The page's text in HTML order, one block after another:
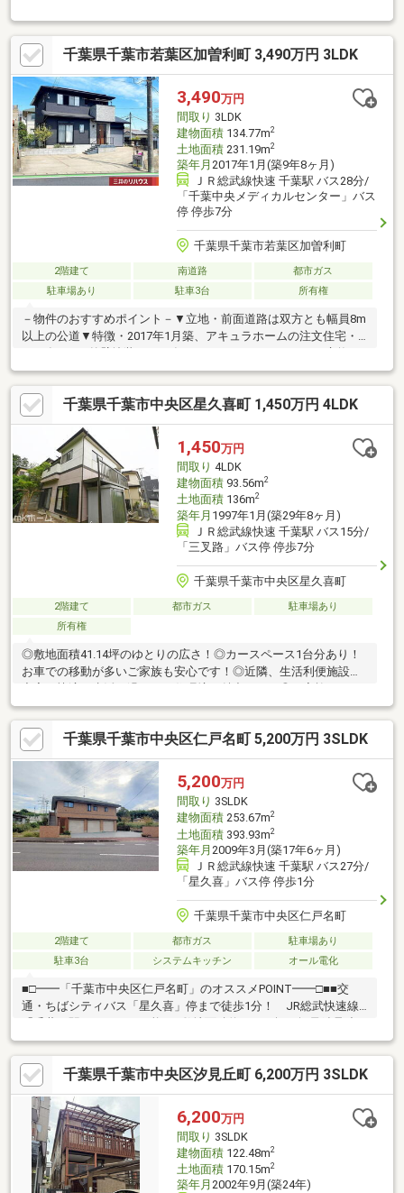
動も快適にこなせます。【LOCATION】周辺にはスーパーやドラ
ッグストア、コンビニ、公園、教育施設など、暮らしに欠かせな
い生活利便施設が充実。落ち着いた住宅街が広がり、子育て世帯
からシニア世帯まで幅広い世代が安心して暮らせる住環境が整っ
ています。【LIFE】便利な立地と穏やかな街並みを兼ね備えたロ
ケーション。毎日のお買い物や通学、公園での遊びなど、家族の
暮らしを身近で支えてくれる環境が揃っています。
千葉県千葉市若葉区加曽利町 3,490万円 3LDK
3,490万円
間取り 3LDK
建物面積134.77m2
土地面積231.19m2
築年月 2017年1月(築9年8ヶ月)
ＪＲ総武線快速 千葉駅 バス28分/
「千葉中央メディカルセンター」バス
停 停歩7分
千葉県千葉市若葉区加曽利町
2階建て 南道路
都市ガス
駐車場あり
駐車3台 所有権
－物件のおすすめポイント－▼立地・前面道路は双方とも幅員8m
以上の公道▼特徴・2017年1月築、アキュラホームの注文住宅・
南×東の角地・前面道路幅員 南側約8.1ｍ、東側約8.5ｍ・全居室6
帖以上・2面採光設計・LD横に小上がりのタタミコーナー有・ご
家族の交流が増えるリビング階段・作業動線が短いL字型キッチ
ン・南向きのインナーバルコニー・カースペース3台分の他、シャ
ッター付ガレージ有(車種による)▼設備・太陽光発電システム※都
市計画法第29条の開発区域内のため建築物の(再)建築可
千葉県千葉市中央区星久喜町 1,450万円 4LDK
1,450万円
間取り 4LDK
建物面積93.56m2
土地面積136m2
築年月 1997年1月(築29年8ヶ月)
ＪＲ総武線快速 千葉駅 バス15分/
「三叉路」バス停 停歩7分
千葉県千葉市中央区星久喜町
2階建て 都市ガス
駐車場あり
所有権
◎敷地面積41.14坪のゆとりの広さ！◎カースペース1台分あり！
お車での移動が多いご家族も安心です！◎近隣、生活利便施設が
充実！快適な生活が過ごせる住環境が魅力です！◎ご家族みんな
がゆったりくつろげる広々リビング！◎居室は全部屋6帖以上のゆ
ったりくつろぎ空間！◎全居室2面採光！陽当り・通風に恵まれて
います！◎柔らかい和室付きの物件！和の空間を感じることので
きる落ち着きある一部屋です！◎明るく解放感のある「吹抜」の
玄関！一年中心地よい光が差し込みます！◎お庭付き！ガーデニ
ングや家庭菜園などが楽しめますね！
千葉県千葉市中央区仁戸名町 5,200万円 3SLDK
5,200万円
間取り 3SLDK
建物面積253.67m2
土地面積393.93m2
築年月 2009年3月(築17年6ヶ月)
ＪＲ総武線快速 千葉駅 バス27分/
「星久喜」バス停 停歩1分
千葉県千葉市中央区仁戸名町
2階建て 都市ガス
駐車場あり
駐車3台
システムキッチン オール電化
■□━━「千葉市中央区仁戸名町」のオススメPOINT━━□■■交
通・ちばシティバス「星久喜」停まで徒歩1分！ JR総武快速線
階建住宅。■ビルトインガレージに3台、カースペースに3台の合
計6台駐車可能(車種による)。■居住スペースは2階に配されている
ため、外からの視線などを気にせず過ごせます。■全居室8帖以上
のゆとりある広さ！■約18.0帖の倉庫のほか、WIC×2や物入など豊
富な収納も魅力です。 倉庫は作業スペースなど、多目的スペー
スとしても◎■周辺環境・仁戸名小学校まで徒歩8分(約600m)・ミ
ニストップ千葉仁戸名店まで徒歩3分(約250m)
千葉県千葉市中央区汐見丘町 6,200万円 3SLDK
6,200万円
間取り 3SLDK
建物面積122.48m2
土地面積170.15m2
築年月 2002年9月(築24年)